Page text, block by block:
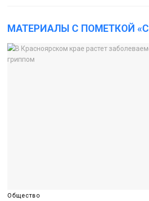
МАТЕРИАЛЫ С ПОМЕТКОЙ
Общество